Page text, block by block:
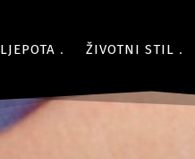
LJEPOTA ŽIVOTNI STIL